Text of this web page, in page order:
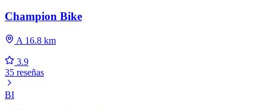
Champion Bike
A 16.8 km
3.9
35 reseñas
BI